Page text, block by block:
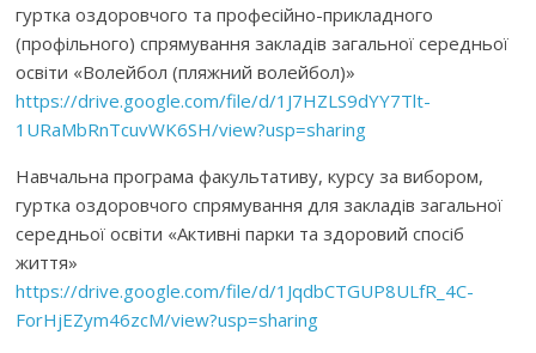
гуртка оздоровчого та професійно-прикладного
(профільного) спрямування закладів загальної середньої
освіти «Волейбол (пляжний волейбол)»
https://drive.google.com/file/d/1J7HZLS9dYY7Tlt-
1URaMbRnTcuvWK6SH/view?usp=sharing
Навчальна програма факультативу, курсу за вибором,
гуртка оздоровчого спрямування для закладів загальної
середньої освіти «Активні парки та здоровий спосіб
життя»
https://drive.google.com/file/d/1JqdbCTGUP8ULfR_4C-
ForHjEZym46zcM/view?usp=sharing